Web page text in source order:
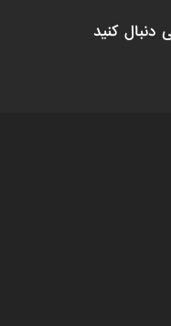
دنبال کنید